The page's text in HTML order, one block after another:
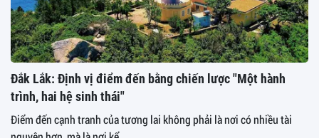
Thanh tra tỉnh Lâm Đồng chỉ ra loạt sai
phạm tại Dự án Khu du lịch thác Đam B’ri
2 ngày trước
HoREA: Đề xuất quy định thời hạn sử